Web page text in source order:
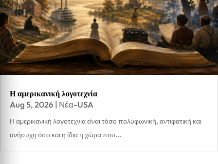
Η αμερικανική λογοτεχνία
Aug 5, 2026 | Νέα-USA
Η αμερικανική λογοτεχνία είναι τόσο πολυφωνική, αντιφατική και
ανήσυχη όσο και η ίδια η χώρα που...